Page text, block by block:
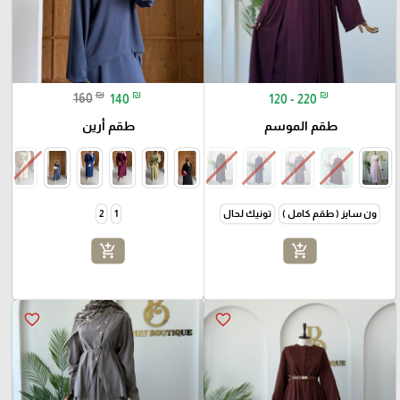
120 - 220 ₪
طقم الموسم
ون سايز ( طقم كامل ) تونيك لحال
add_shopping_cart
160 ₪ 140 ₪
طقم أرين
1
2
add_shopping_cart
favorite_border
favorite_border